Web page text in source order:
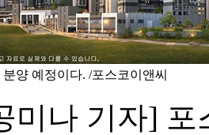
양 예정이다. /포스코이앤씨
미나 기자]